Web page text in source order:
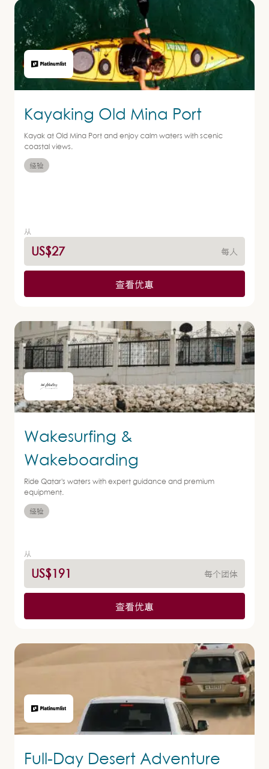
Kayaking Old Mina Port
Kayak at Old Mina Port and enjoy calm waters with scenic
coastal views.
经验
从
US$27 每人
查看优惠
Wakesurfing &
Wakeboarding
Ride Qatar's waters with expert guidance and premium
equipment.
经验
从
US$191 每个团体
查看优惠
Full-Day Desert Adventure